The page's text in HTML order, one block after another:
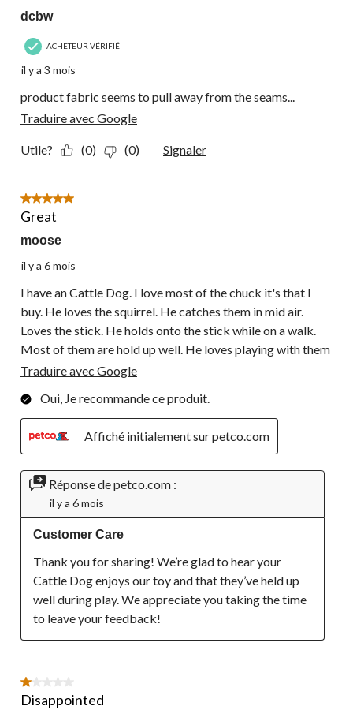
dcbw
ACHETEUR VÉRIFIÉ
il y a 3 mois
product fabric seems to pull away from the seams...
Traduire avec Google
Utile? (0) (0) Signaler
5 étoile(s) sur 5.
Great
moose
il y a 6 mois
I have an Cattle Dog. I love most of the chuck it's that I
buy. He loves the squirrel. He catches them in mid air.
Loves the stick. He holds onto the stick while on a walk.
Most of them are hold up well. He loves playing with them
Traduire avec Google
Oui, Je recommande ce produit.
Affiché initialement sur petco.com
Réponse de petco.com :
il y a 6 mois
Customer Care
Thank you for sharing! We’re glad to hear your
Cattle Dog enjoys our toy and that they’ve held up
well during play. We appreciate you taking the time
to leave your feedback!
1 étoile(s) sur 5.
Disappointed